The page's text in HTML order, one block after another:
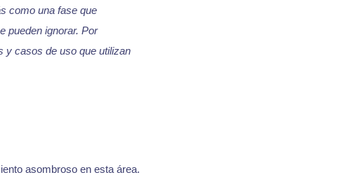
como una fase que
pueden ignorar. Por
y casos de uso que utilizan
asombroso en esta área.